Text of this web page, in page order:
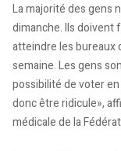
La majorité des gens
dimanche. Ils doivent
atteindre les bureaux
semaine. Les gens
possibilité de voter
donc être ridicule»,
médicale de la